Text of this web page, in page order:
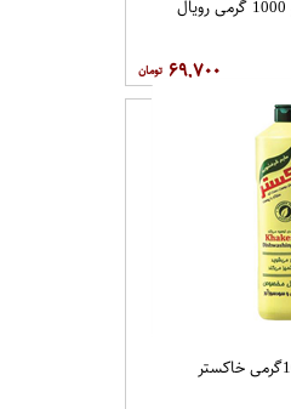
۶۹,۷۰۰